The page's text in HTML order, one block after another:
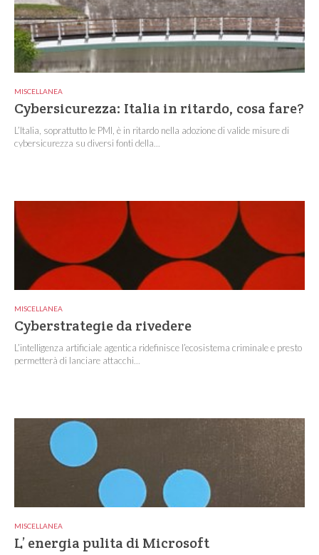
MISCELLANEA
Cybersicurezza: Italia in ritardo, cosa fare?
L’Italia, soprattutto le PMI, è in ritardo nella adozione di valide misure di
cybersicurezza su diversi fonti della...
MISCELLANEA
Cyberstrategie da rivedere
L’intelligenza artificiale agentica ridefinisce l’ecosistema criminale e presto
permetterà di lanciare attacchi...
MISCELLANEA
L’ energia pulita di Microsoft